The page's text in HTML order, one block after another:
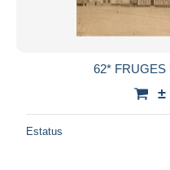
62* FRUGES
±
Estatus